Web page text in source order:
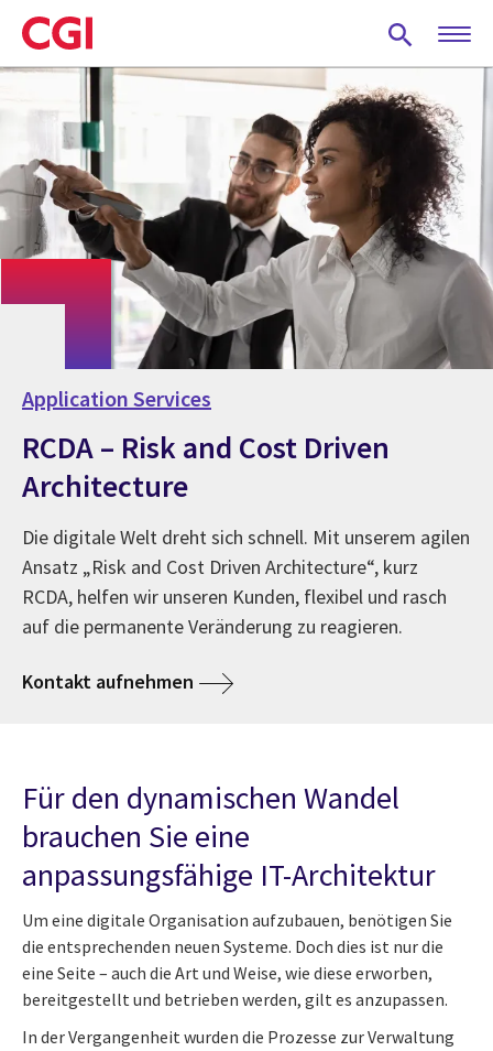
Skip
to
main
Application Services
RCDA – Risk and Cost Driven
Architecture
Die digitale Welt dreht sich schnell. Mit unserem agilen
Ansatz „Risk and Cost Driven Architecture“, kurz
RCDA, helfen wir unseren Kunden, flexibel und rasch
auf die permanente Veränderung zu reagieren.
Kontakt aufnehmen
Für den dynamischen Wandel
brauchen Sie eine
anpassungsfähige IT-Architektur
Um eine digitale Organisation aufzubauen, benötigen Sie
die entsprechenden neuen Systeme. Doch dies ist nur die
eine Seite – auch die Art und Weise, wie diese erworben,
bereitgestellt und betrieben werden, gilt es anzupassen.
In der Vergangenheit wurden die Prozesse zur Verwaltung